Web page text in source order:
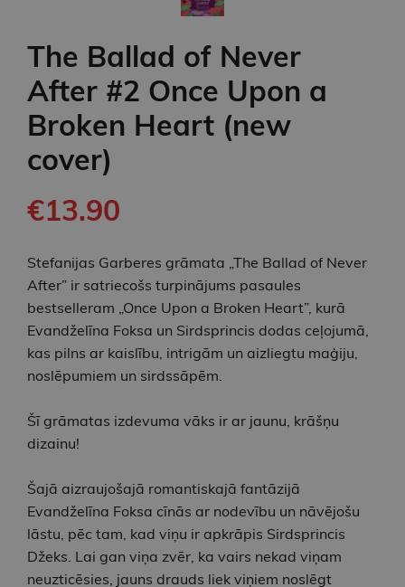
The Ballad of Never
After #2 Once Upon a
Broken Heart (new
cover)
€13.90
Stefanijas Garberes grāmata „The Ballad of Never
After” ir satriecošs turpinājums pasaules
bestselleram „Once Upon a Broken Heart”, kurā
Evandželīna Foksa un Sirdsprincis dodas ceļojumā,
kas pilns ar kaislību, intrigām un aizliegtu maģiju,
noslēpumiem un sirdssāpēm.
Šī grāmatas izdevuma vāks ir ar jaunu, krāšņu
dizainu!
Šajā aizraujošajā romantiskajā fantāzijā
Evandželīna Foksa cīnās ar nodevību un nāvējošu
lāstu, pēc tam, kad viņu ir apkrāpis Sirdsprincis
Džeks. Lai gan viņa zvēr, ka vairs nekad viņam
neuzticēsies, jauns drauds liek viņiem noslēgt